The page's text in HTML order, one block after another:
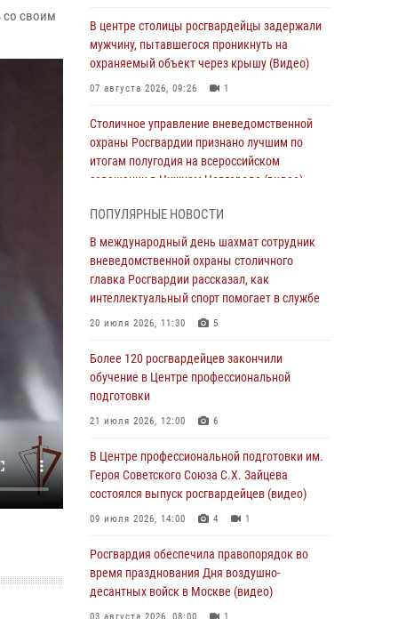
со своим
В центре столицы росгвардейцы задержали
мужчину, пытавшегося проникнуть на
охраняемый объект через крышу (Видео)
07 августа 2026, 09:26 1
Столичное управление вневедомственной
охраны Росгвардии признано лучшим по
итогам полугодия на всероссийском
совещании в Нижнем Новгороде (видео)
Столичные росгвардейцы задержали троих
мужчин, устроивших пьяный дебош в баре
(видео)
06 августа 2026, 11:20 1
безопасность на футбольном матче в Москве
обеспечила Росгвардия (видео)
06 августа 2026, 08:30
мужчину, устроившего дебош в букмекерской
конторе (Видео)
05 августа 2026, 12:39 1
безопасность проведения футбольного матча
Кубка России (Видео)
05 августа 2026, 12:35 1
ПОПУЛЯРНЫЕ НОВОСТИ
В международный день шахмат сотрудник
вневедомственной охраны столичного
главка Росгвардии рассказал, как
интеллектуальный спорт помогает в службе
20 июля 2026, 11:30 5
Более 120 росгвардейцев закончили
обучение в Центре профессиональной
подготовки
21 июля 2026, 12:00 6
В Центре профессиональной подготовки им.
Героя Советского Союза С.Х. Зайцева
состоялся выпуск росгвардейцев (видео)
09 июля 2026, 14:00 4 1
Росгвардия обеспечила правопорядок во
время празднования Дня воздушно-
десантных войск в Москве (видео)